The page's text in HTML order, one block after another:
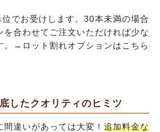
でお受けします。30本未満の場合
を合わせてご注文いただければ少な
。→ ロット割れオプションはこちら
したクオリティのヒミツ
違いがあっては大変！ 追加料金な